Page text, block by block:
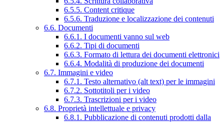
6.5.5. Content critique
6.5.6. Traduzione e localizzazione dei contenuti
6.6. Documenti
6.6.1. I documenti vanno sul web
6.6.2. Tipi di documenti
6.6.3. Formato di lettura dei documenti elettronici
6.6.4. Modalità di produzione dei documenti
6.7. Immagini e video
6.7.1. Testo alternativo (alt text) per le immagini
6.7.2. Sottotitoli per i video
6.7.3. Trascrizioni per i video
6.8. Proprietà intellettuale e privacy
6.8.1. Pubblicazione di contenuti prodotti dalla